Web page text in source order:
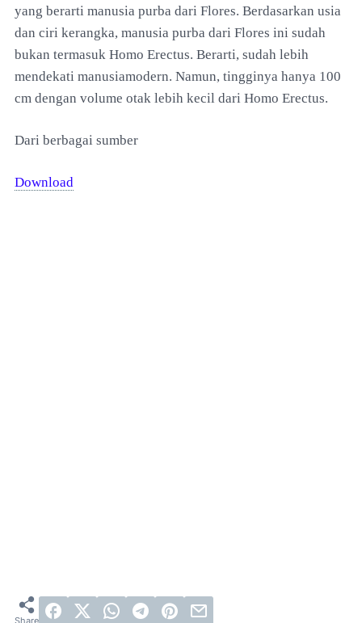
yang berarti manusia purba dari Flores. Berdasarkan usia
dan ciri kerangka, manusia purba dari Flores ini sudah
bukan termasuk Homo Erectus. Berarti, sudah lebih
mendekati manusiamodern. Namun, tingginya hanya 100
cm dengan volume otak lebih kecil dari Homo Erectus.
Dari berbagai sumber
Download